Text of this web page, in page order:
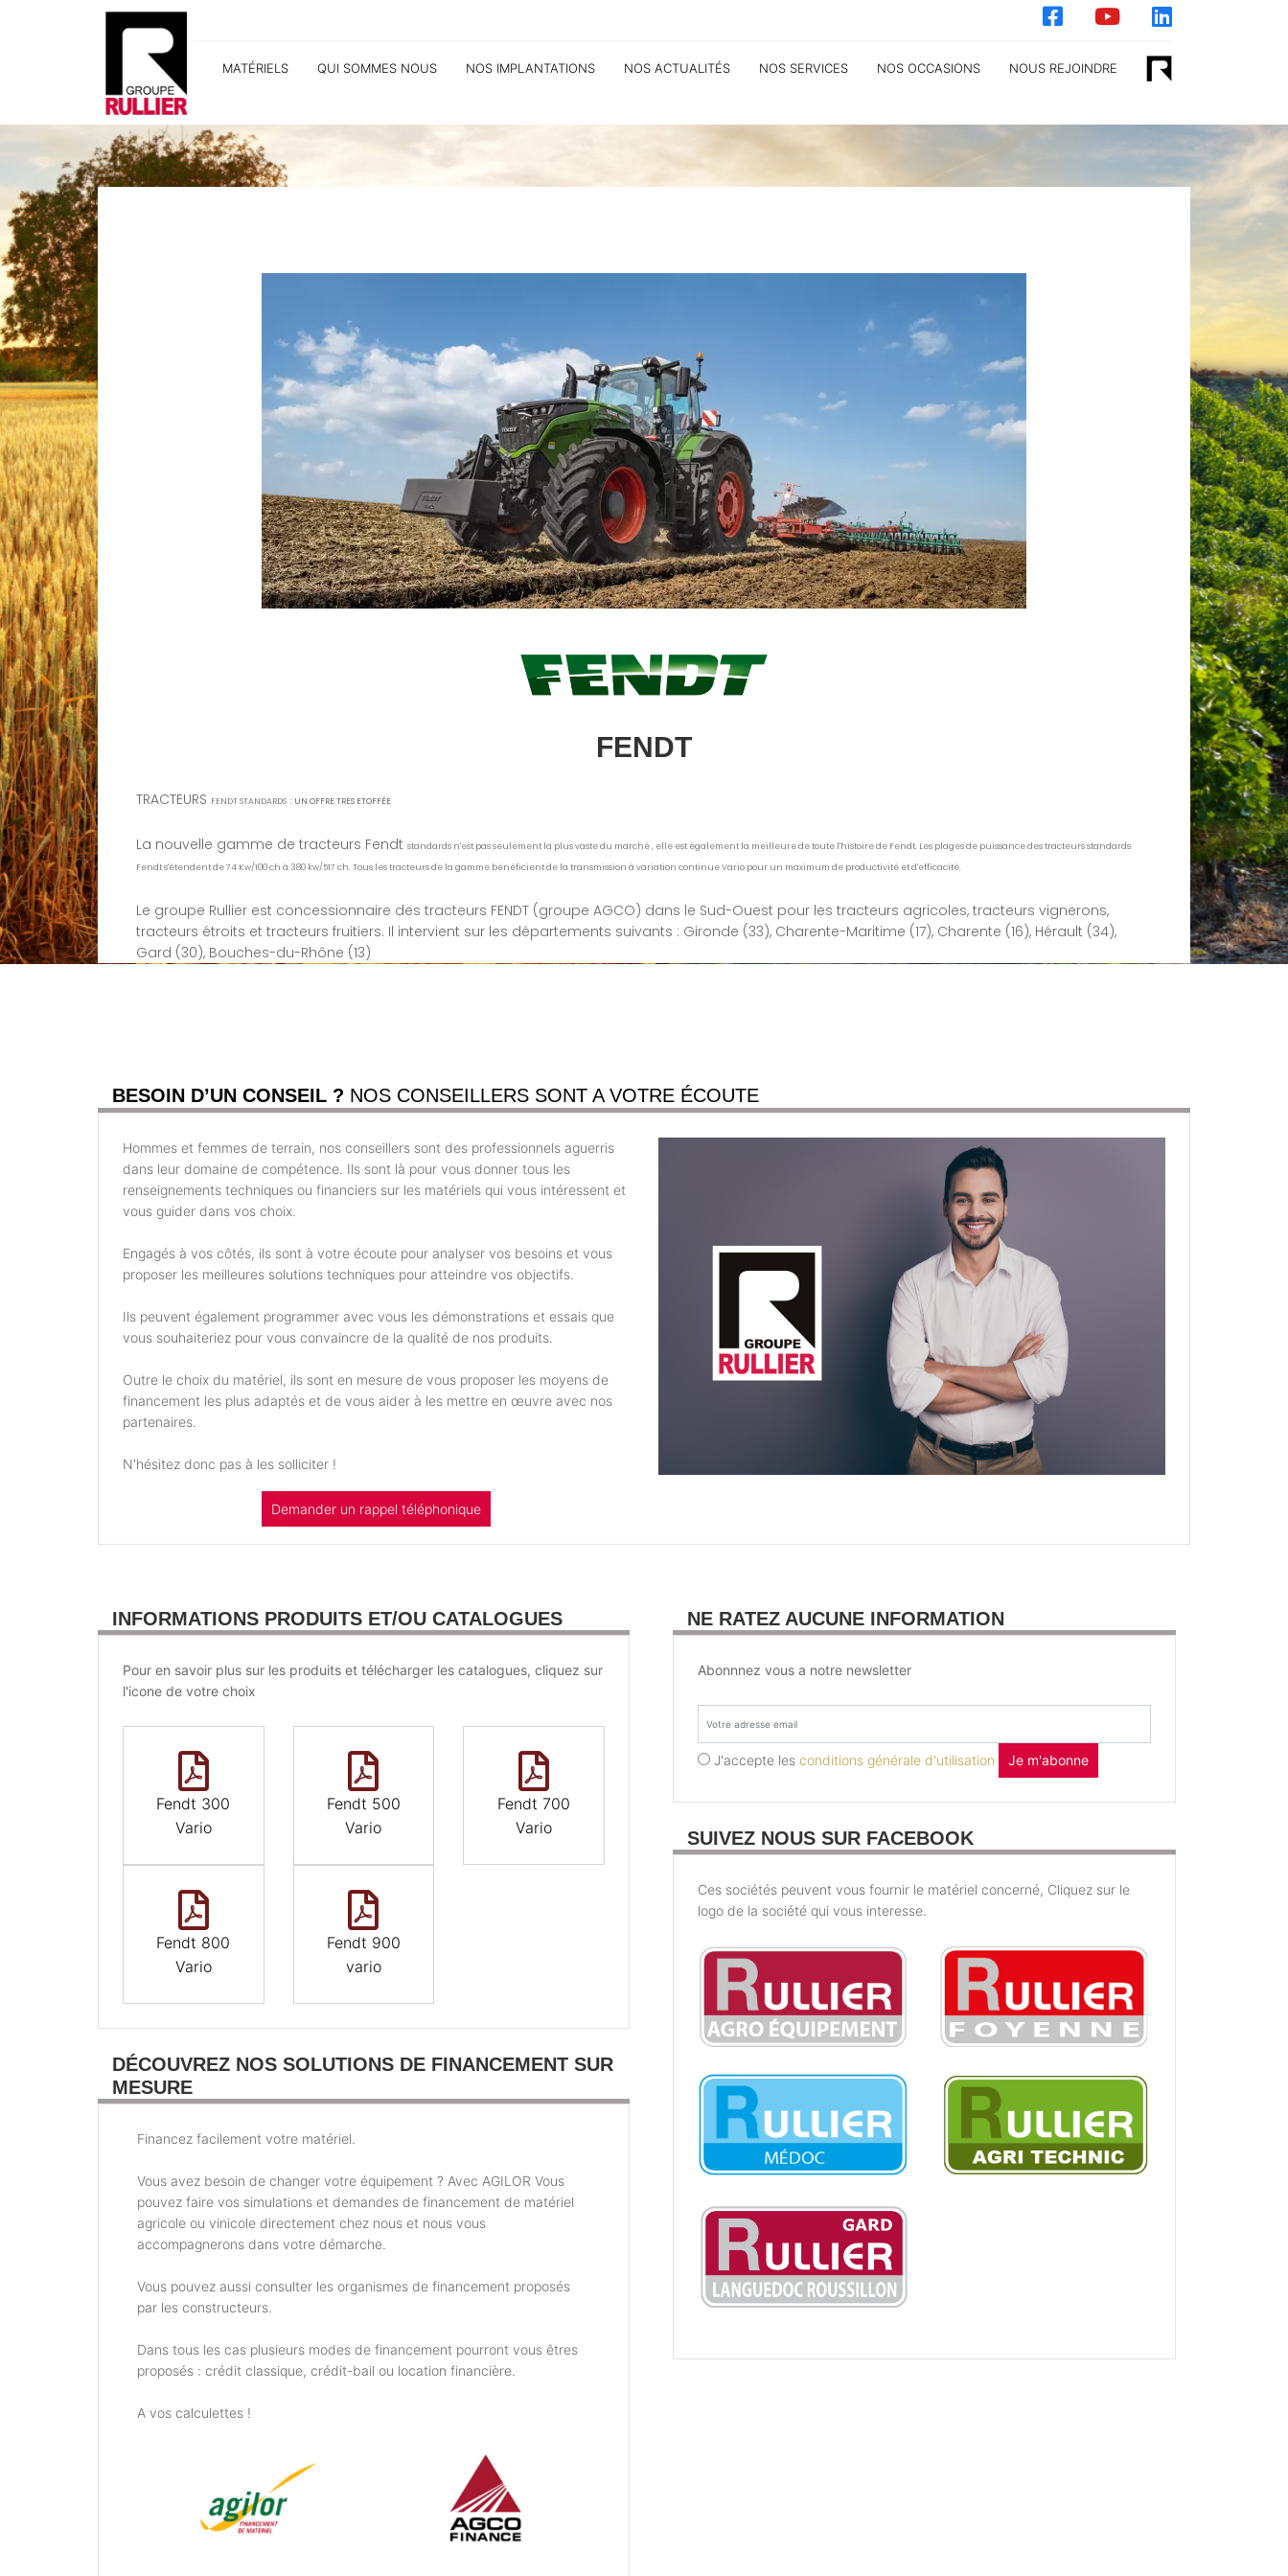
MATÉRIELS QUI SOMMES NOUS NOS IMPLANTATIONS NOS ACTUALITÉS NOS SERVICES NOS OCCASIONS NOUS REJOINDRE
FENDT
TRACTEURS FENDTSTANDARDS : UN OFFRE TRES ETOFFÉE
La nouvelle gamme de tracteurs Fendt standards n'est pas seulement la plus vaste du marché , elle est également la meilleure de toute l'histoire de Fendt. Les plages de puissance des tracteurs standards
Fendt s'étendent de 74 Kw/100 ch à 380 kw/517 ch. Tous les tracteurs de la gamme bénéficient de la transmission à variation continue Vario pour un maximum de productivité et d'efficacité.
Le groupe Rullier est concessionnaire des tracteurs FENDT (groupe AGCO) dans le Sud-Ouest pour les tracteurs agricoles, tracteurs vignerons,
tracteurs étroits et tracteurs fruitiers. Il intervient sur les départements suivants : Gironde (33), Charente-Maritime (17), Charente (16), Hérault (34),
Gard (30), Bouches-du-Rhône (13)
BESOIN D’UN CONSEIL ? NOS CONSEILLERS SONT A VOTRE ÉCOUTE
Hommes et femmes de terrain, nos conseillers sont des professionnels aguerris
dans leur domaine de compétence. Ils sont là pour vous donner tous les
renseignements techniques ou financiers sur les matériels qui vous intéressent et
vous guider dans vos choix.
Engagés à vos côtés, ils sont à votre écoute pour analyser vos besoins et vous
proposer les meilleures solutions techniques pour atteindre vos objectifs.
Ils peuvent également programmer avec vous les démonstrations et essais que
vous souhaiteriez pour vous convaincre de la qualité de nos produits.
Outre le choix du matériel, ils sont en mesure de vous proposer les moyens de
financement les plus adaptés et de vous aider à les mettre en œuvre avec nos
partenaires.
N'hésitez donc pas à les solliciter !
Demander un rappel téléphonique
INFORMATIONS PRODUITS ET/OU CATALOGUES
Pour en savoir plus sur les produits et télécharger les catalogues, cliquez sur
l'icone de votre choix
Fendt 300
Vario
Fendt 500
Vario
Fendt 700
Vario
Fendt 800
Vario
Fendt 900
vario
DÉCOUVREZ NOS SOLUTIONS DE FINANCEMENT SUR
MESURE
Financez facilement votre matériel.
Vous avez besoin de changer votre équipement ? Avec AGILOR Vous
pouvez faire vos simulations et demandes de financement de matériel
agricole ou vinicole directement chez nous et nous vous
accompagnerons dans votre démarche.
Vous pouvez aussi consulter les organismes de financement proposés
par les constructeurs.
Dans tous les cas plusieurs modes de financement pourront vous êtres
proposés : crédit classique, crédit-bail ou location financière.
A vos calculettes !
NE RATEZ AUCUNE INFORMATION
Abonnnez vous a notre newsletter
J'accepte les conditions générale d'utilisation Je m'abonne
SUIVEZ NOUS SUR FACEBOOK
Ces sociétés peuvent vous fournir le matériel concerné, Cliquez sur le
logo de la société qui vous interesse.